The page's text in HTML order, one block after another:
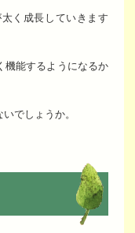
く成長していきます
機能するようになるか
でしょうか。